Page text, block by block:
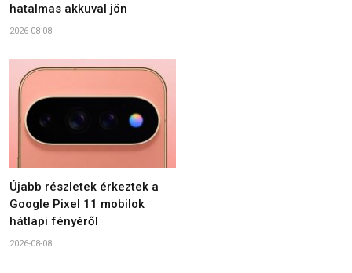
hatalmas akkuval jön
2026-08-08
Újabb részletek érkeztek a
Google Pixel 11 mobilok
hátlapi fényéről
2026-08-08